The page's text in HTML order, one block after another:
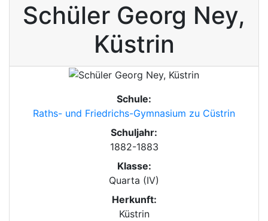
Schüler Georg Ney,
Küstrin
Schule:
Raths- und Friedrichs-Gymnasium zu Cüstrin
Schuljahr:
1882-1883
Klasse:
Quarta (IV)
Herkunft:
Küstrin